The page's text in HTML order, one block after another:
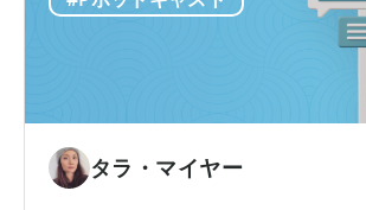
つ
き
ー
た
タラ・マイヤー